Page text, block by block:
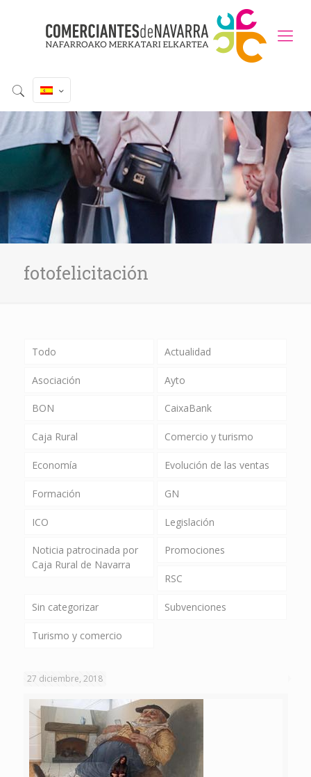
fotofelicitación
Todo Actualidad
Asociación Ayto
BON CaixaBank
Caja Rural Comercio y turismo
Economía Evolución de las ventas
Formación GN
ICO Legislación
Noticia patrocinada por
Caja Rural de Navarra
Promociones
RSC
Sin categorizar Subvenciones
Turismo y comercio
27 diciembre, 2018